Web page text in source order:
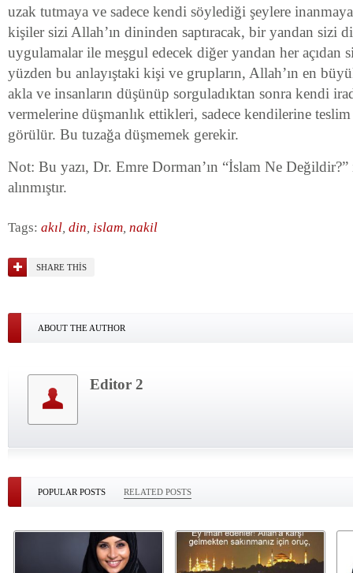
uzak tutmaya ve sadece kendi söylediği şeylere
kişiler sizi Allah’ın dininden saptıracak, bir yandan sizi
uygulamalar ile meşgul edecek diğer yandan her açıdan
yüzden bu anlayıştaki kişi ve grupların, Allah’ın en
akla ve insanların düşünüp sorguladıktan sonra kendi
vermelerine düşmanlık ettikleri, sadece kendilerine
görülür. Bu tuzağa düşmemek gerekir.
Not: Bu yazı, Dr. Emre Dorman’ın “İslam Ne
alınmıştır.
Tags: akıl, din, islam, nakil
SHARE THIS
ABOUT THE AUTHOR
Editor 2
POPULAR POSTS RELATED POSTS